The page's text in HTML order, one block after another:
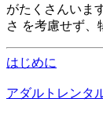
がたくさんいま
さ を考慮せず、
はじめに
アダルトレンタ